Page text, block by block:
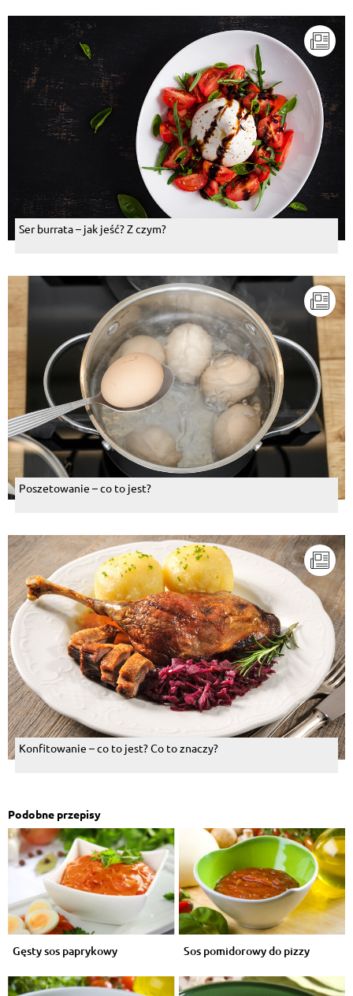
Ser burrata – jak jeść? Z czym?
Poszetowanie – co to jest?
Konfitowanie – co to jest? Co to znaczy?
Podobne przepisy
Gęsty sos paprykowy Sos pomidorowy do pizzy